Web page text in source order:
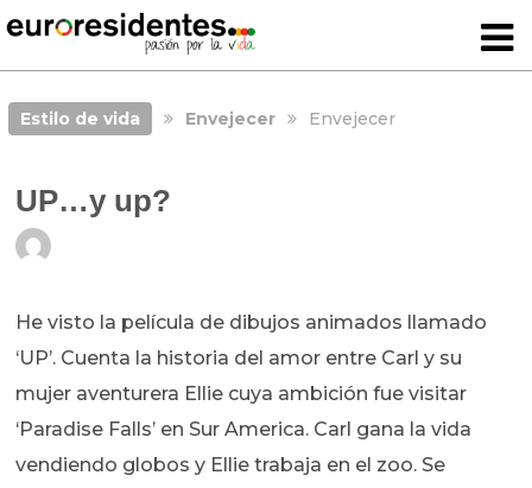
Estilo de vida Envejecer Envejecer
UP…y up?
He visto la película de dibujos animados llamado
‘UP’. Cuenta la historia del amor entre Carl y su
mujer aventurera Ellie cuya ambición fue visitar
‘Paradise Falls’ en Sur America. Carl gana la vida
vendiendo globos y Ellie trabaja en el zoo. Se